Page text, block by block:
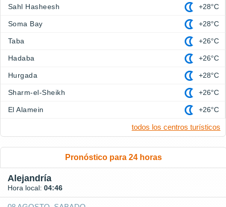
Sahl Hasheesh +28°C
Soma Bay +28°C
Taba +26°C
Hadaba +26°C
Hurgada +28°C
Sharm-el-Sheikh +26°C
El Alamein +26°C
todos los centros turísticos
Pronóstico para 24 horas
Alejandría
Hora local: 04:46